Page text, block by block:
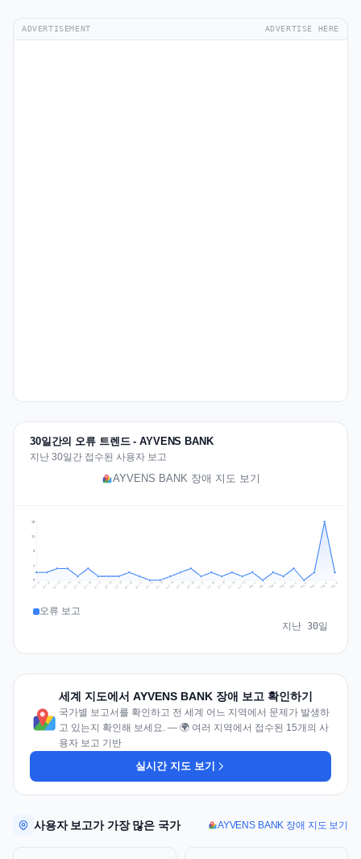
ADVERTISEMENT ADVERTISE HERE
30일간의 오류 트렌드 - AYVENS BANK
지난 30일간 접수된 사용자 보고
AYVENS BANK 장애 지도 보기
4
8
11
15
Jul 11 Jul 12 Jul 13 Jul 14 Jul 15 Jul 16 Jul 17 Jul 18 Jul 19 Jul 20 Jul 21 Jul 22 Jul 23 Jul 24 Jul 25 Jul 26 Jul 27 Jul 28 Jul 29 Jul 30 Jul 31 Aug 1 Aug 2 Aug 3 Aug 4 Aug 5 Aug 6 Aug 7 Aug 8 Aug 9
오류 보고
지난 30일
세계 지도에서 AYVENS BANK 장애 보고 확인하기
국가별 보고서를 확인하고 전 세계 어느 지역에서 문제가 발생하
고 있는지 확인해 보세요. — 🌍 여러 지역에서 접수된 15개의 사
용자 보고 기반
실시간 지도 보기
사용자 보고가 가장 많은 국가 AYVENS BANK 장애 지도 보기